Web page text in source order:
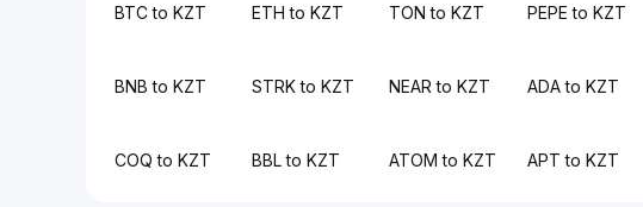
BTC to KZT ETH to KZT TON to KZT PEPE to KZT
BNB to KZT STRK to KZT NEAR to KZT ADA to KZT
COQ to KZT BBL to KZT ATOM to KZT APT to KZT